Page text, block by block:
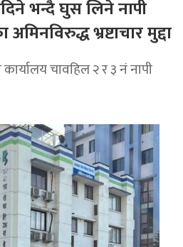
भन्दै घुस लिने नापी
भ्रष्टाचार मुद्दा
चावहिल २ र ३ नं नापी